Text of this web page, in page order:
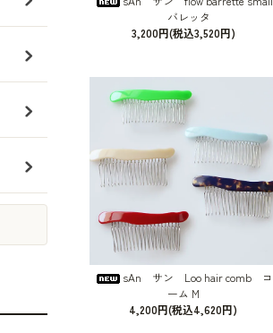
バレッタ
3,200円(税込3,520円)
sAn サン Loo hair comb コ
ーム M
4,200円(税込4,620円)